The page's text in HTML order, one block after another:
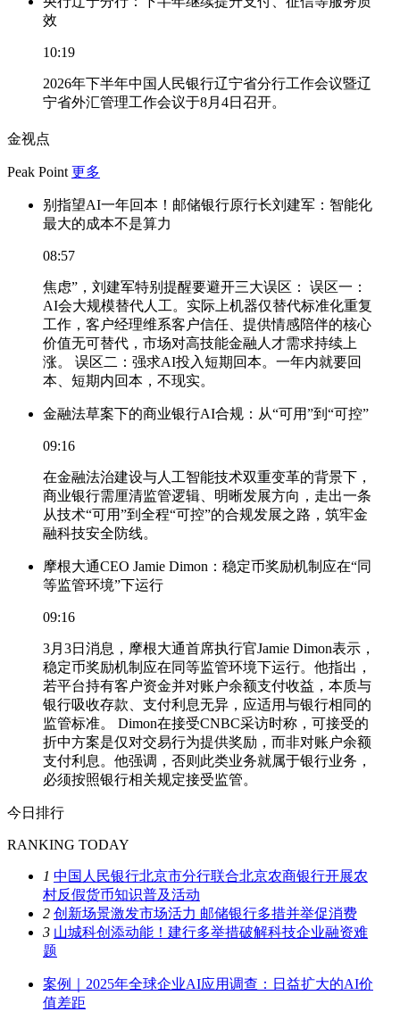
效
10:19
2026年下半年中国人民银行辽宁省分行工作会议暨辽
宁省外汇管理工作会议于8月4日召开。
金视点
Peak Point 更多
别指望AI一年回本！邮储银行原行长刘建军：智能化
最大的成本不是算力
08:57
焦虑”，刘建军特别提醒要避开三大误区： 误区一：
AI会大规模替代人工。实际上机器仅替代标准化重复
工作，客户经理维系客户信任、提供情感陪伴的核心
价值无可替代，市场对高技能金融人才需求持续上
涨。 误区二：强求AI投入短期回本。一年内就要回
本、短期内回本，不现实。
金融法草案下的商业银行AI合规：从“可用”到“可控”
09:16
在金融法治建设与人工智能技术双重变革的背景下，
商业银行需厘清监管逻辑、明晰发展方向，走出一条
从技术“可用”到全程“可控”的合规发展之路，筑牢金
融科技安全防线。
摩根大通CEO Jamie Dimon：稳定币奖励机制应在“同
等监管环境”下运行
09:16
3月3日消息，摩根大通首席执行官Jamie Dimon表示，
稳定币奖励机制应在同等监管环境下运行。他指出，
若平台持有客户资金并对账户余额支付收益，本质与
银行吸收存款、支付利息无异，应适用与银行相同的
监管标准。 Dimon在接受CNBC采访时称，可接受的
折中方案是仅对交易行为提供奖励，而非对账户余额
支付利息。他强调，否则此类业务就属于银行业务，
必须按照银行相关规定接受监管。
今日排行
RANKING TODAY
1 中国人民银行北京市分行联合北京农商银行开展农
村反假货币知识普及活动
2 创新场景激发市场活力 邮储银行多措并举促消费
3 山城科创添动能！建行多举措破解科技企业融资难
题
案例｜2025年全球企业AI应用调查：日益扩大的AI价
值差距